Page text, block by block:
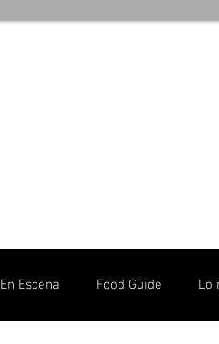
En Escena Food Guide Lo